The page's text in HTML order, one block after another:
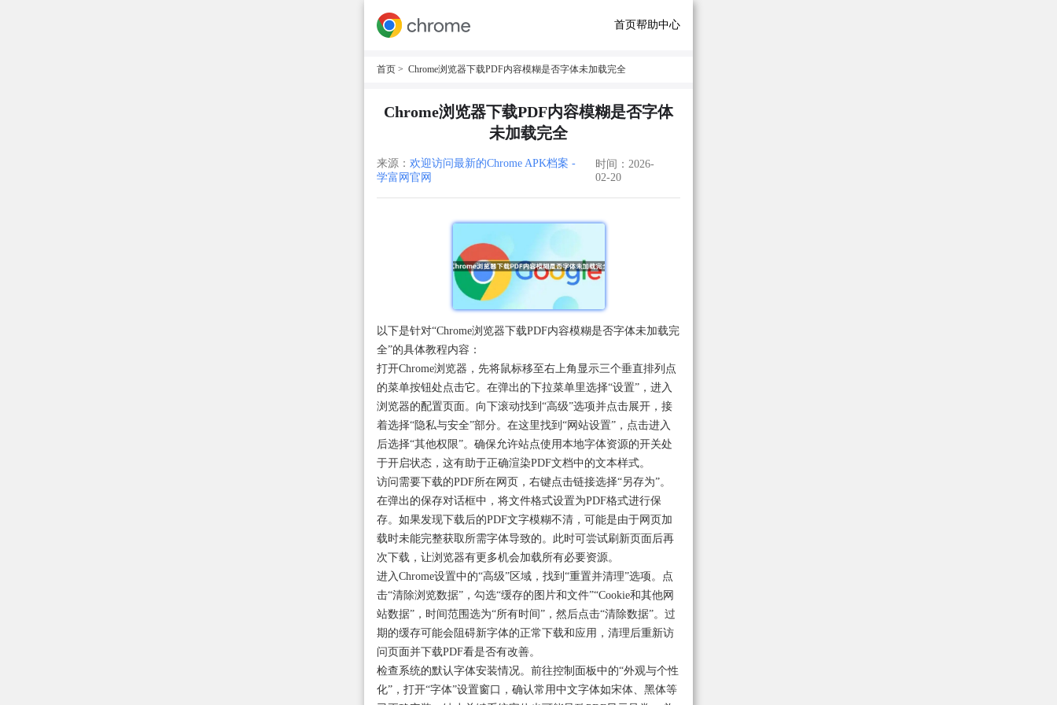
首页帮助中心
首页 > Chrome浏览器下载PDF内容模糊是否字体未加载完全
Chrome浏览器下载PDF内容模糊是否字体
未加载完全
来源： 欢迎访问最新的Chrome APK档案 -
学富网官网
时间：2026-
02-20
以下是针对“Chrome浏览器下载PDF内容模糊是否字体未加载完
全”的具体教程内容：
打开Chrome浏览器，先将鼠标移至右上角显示三个垂直排列点
的菜单按钮处点击它。在弹出的下拉菜单里选择“设置”，进入
浏览器的配置页面。向下滚动找到“高级”选项并点击展开，接
着选择“隐私与安全”部分。在这里找到“网站设置”，点击进入
后选择“其他权限”。确保允许站点使用本地字体资源的开关处
于开启状态，这有助于正确渲染PDF文档中的文本样式。
访问需要下载的PDF所在网页，右键点击链接选择“另存为”。
在弹出的保存对话框中，将文件格式设置为PDF格式进行保
存。如果发现下载后的PDF文字模糊不清，可能是由于网页加
载时未能完整获取所需字体导致的。此时可尝试刷新页面后再
次下载，让浏览器有更多机会加载所有必要资源。
进入Chrome设置中的“高级”区域，找到“重置并清理”选项。点
击“清除浏览数据”，勾选“缓存的图片和文件”“Cookie和其他网
站数据”，时间范围选为“所有时间”，然后点击“清除数据”。过
期的缓存可能会阻碍新字体的正常下载和应用，清理后重新访
问页面并下载PDF看是否有改善。
检查系统的默认字体安装情况。前往控制面板中的“外观与个性
化”，打开“字体”设置窗口，确认常用中文字体如宋体、黑体等